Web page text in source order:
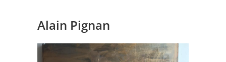
Alain Pignan